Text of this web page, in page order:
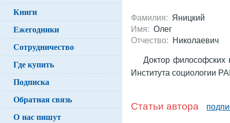
Фамилия: Яницкий
Имя: Олег
Отчество: Николаевич
Доктор философских
Института социологии
Статьи автора
Книги
Ежегодники
Сотрудничество
Где купить
Подписка
Обратная связь
О нас пишут